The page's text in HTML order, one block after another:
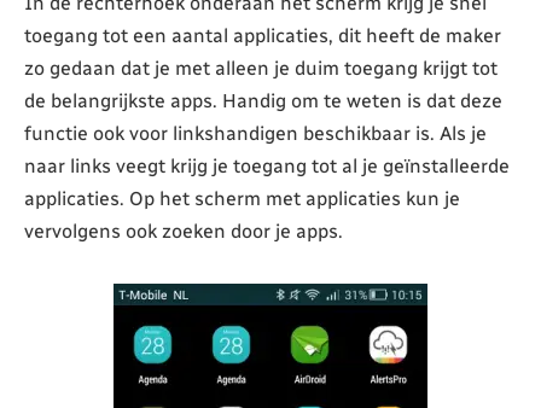
toegang tot een aantal applicaties, dit heeft de maker
zo gedaan dat je met alleen je duim toegang krijgt tot
de belangrijkste apps. Handig om te weten is dat deze
functie ook voor linkshandigen beschikbaar is. Als je
naar links veegt krijg je toegang tot al je geïnstalleerde
applicaties. Op het scherm met applicaties kun je
vervolgens ook zoeken door je apps.